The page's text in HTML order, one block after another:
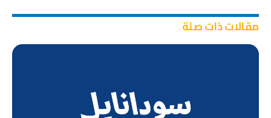
مقالات ذات صلة